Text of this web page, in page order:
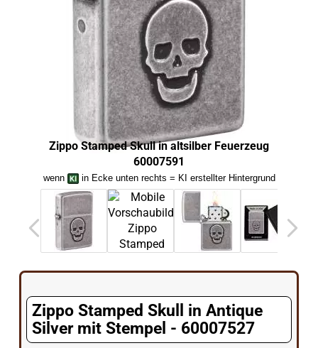
Zippo Stamped Skull in altsilber Feuerzeug
60007591
wenn in Ecke unten rechts = KI erstellter Hintergrund
Zippo Stamped Skull in Antique
Silver mit Stempel - 60007527